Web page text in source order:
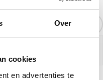
Over
cookies
en advertenties te